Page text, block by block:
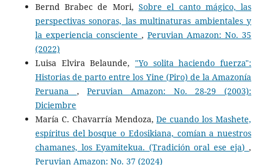
Bernd Brabec de Mori, Sobre el canto mágico, las
perspectivas sonoras, las multinaturas ambientales y
la experiencia consciente ,Peruvian Amazon: No. 35
(2022)
Luisa Elvira Belaunde, "Yo solita haciendo fuerza":
Historias de parto entre los Yine (Piro) de la Amazonía
Peruana ,Peruvian Amazon: No. 28-29 (2003):
Diciembre
María C. Chavarría Mendoza,De cuando los Mashete,
espíritus del bosque o Edosikiana, comían a nuestros
chamanes, los Eyamitekua. (Tradición oral ese eja),
Peruvian Amazon: No. 37 (2024)